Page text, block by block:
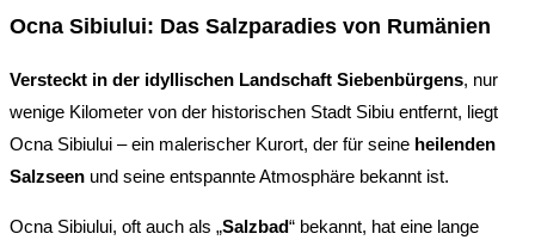
Ocna Sibiului: Das Salzparadies von Rumänien
Versteckt in der idyllischen Landschaft Siebenbürgens, nur
wenige Kilometer von der historischen Stadt Sibiu entfernt, liegt
Ocna Sibiului – ein malerischer Kurort, der für seine heilenden
Salzseen und seine entspannte Atmosphäre bekannt ist.
Ocna Sibiului, oft auch als „Salzbad“ bekannt, hat eine lange